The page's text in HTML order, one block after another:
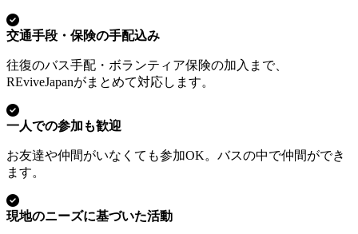
交通手段・保険の手配込み
往復のバス手配・ボランティア保険の加入まで、
REviveJapanがまとめて対応します。
一人での参加も歓迎
お友達や仲間がいなくても参加OK。バスの中で仲間ができ
ます。
現地のニーズに基づいた活動